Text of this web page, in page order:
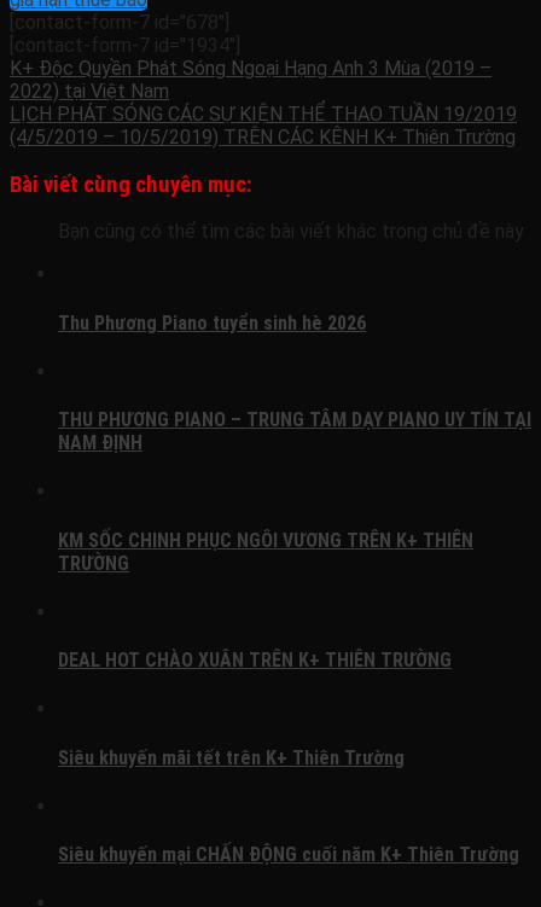
[contact-form-7 id="678"]
[contact-form-7 id="1934"]
K+ Độc Quyền Phát Sóng Ngoại Hạng Anh 3 Mùa (2019 –
2022) tại Việt Nam
LỊCH PHÁT SÓNG CÁC SỰ KIỆN THỂ THAO TUẦN 19/2019
(4/5/2019 – 10/5/2019) TRÊN CÁC KÊNH K+ Thiên Trường
Bài viết cùng chuyên mục:
Bạn cũng có thể tìm các bài viết khác trong chủ đề này
Thu Phương Piano tuyển sinh hè 2026
THU PHƯƠNG PIANO – TRUNG TÂM DẠY PIANO UY TÍN TẠI
NAM ĐỊNH
KM SỐC CHINH PHỤC NGÔI VƯƠNG TRÊN K+ THIÊN
TRƯỜNG
DEAL HOT CHÀO XUÂN TRÊN K+ THIÊN TRƯỜNG
Siêu khuyến mãi tết trên K+ Thiên Trường
Siêu khuyến mại CHẤN ĐỘNG cuối năm K+ Thiên Trường